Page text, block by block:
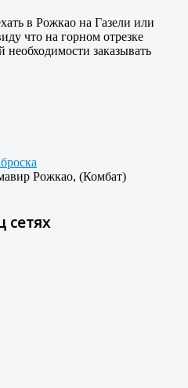
в Рожкао на Газели или
что на горном отрезке
заказывать
Рожкао, (Комбат)
сетях